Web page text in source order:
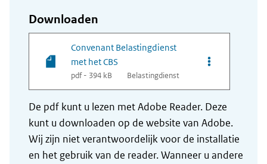
Downloaden
Convenant Belastingdienst
met het CBS
pdf - 394 kB Belastingdienst
Opties van
De pdf kunt u lezen met Adobe Reader. Deze
kunt u downloaden op de website van Adobe.
Wij zijn niet verantwoordelijk voor de installatie
en het gebruik van de reader. Wanneer u andere